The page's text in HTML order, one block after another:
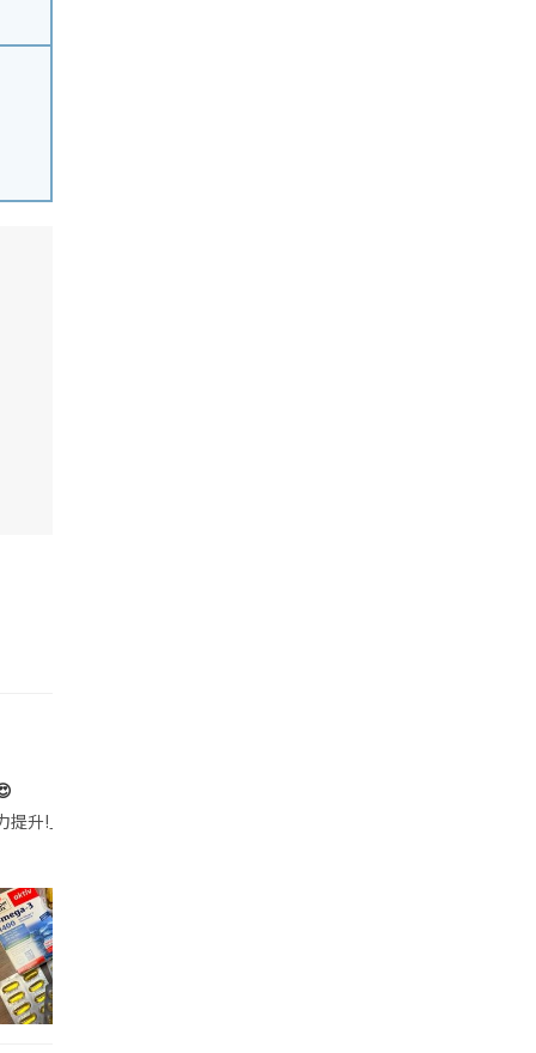
帶的行動電源機身已標示「10000mAh」，卻仍被要求當場丟
提升!｣ 長時間對住電腦､剪片寫稿,成日覺得眼睛乾澀､腦袋好似｢斷